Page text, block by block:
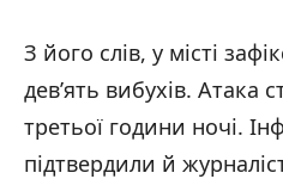
З його слів, у місті
дев’ять вибухів. Атака
третьої години ночі.
підтвердили й